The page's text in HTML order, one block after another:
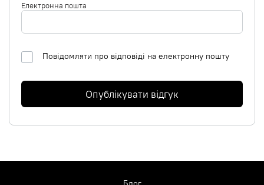
Електронна пошта
Повідомляти про відповіді на електронну пошту
Опублікувати відгук